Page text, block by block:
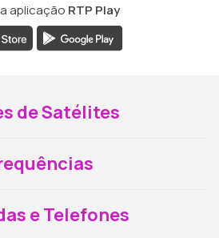
aplicação RTP Play
de Satélites
e Telefones